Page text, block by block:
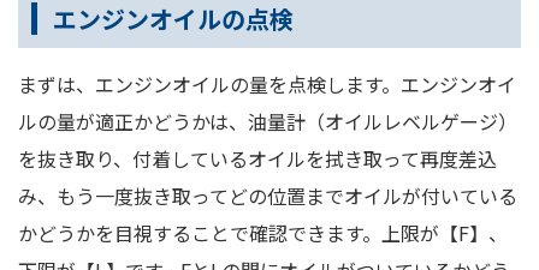
エンジンオイルの点検
まずは、エンジンオイルの量を点検します。エンジンオイ
ルの量が適正かどうかは、油量計（オイルレベルゲージ）
を抜き取り、付着しているオイルを拭き取って再度差込
み、もう一度抜き取ってどの位置までオイルが付いている
かどうかを目視することで確認できます。上限が【F】、